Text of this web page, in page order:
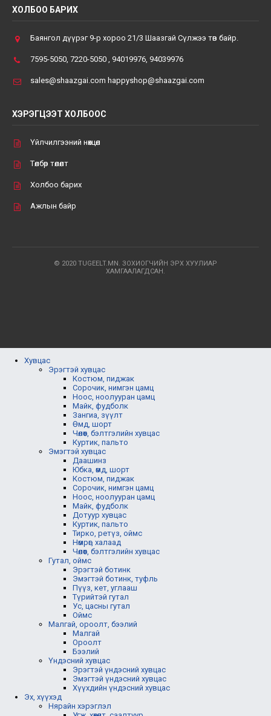
ХОЛБОО БАРИХ
Баянгол дүүрэг 9-р хороо 21/3 Шаазгай Сүлжээ төв байр.
7595-5050, 7220-5050 , 94019976, 94039976
sales@shaazgai.com happyshop@shaazgai.com
ХЭРЭГЦЭЭТ ХОЛБООС
Үйлчилгээний нөхцөл
Төлбөр төлөлт
Холбоо барих
Ажлын байр
© 2020 TUGEELT.MN. ЗОХИОГЧИЙН ЭРХ ХУУЛИАР
ХАМГААЛАГДСАН.
Хувцас
Эрэгтэй хувцас
Костюм, пиджак
Сорочик, нимгэн цамц
Ноос, ноолууран цамц
Майк, фудболк
Зангиа, зүүлт
Өмд, шорт
Чөлөөт, бэлтгэлийн хувцас
Куртик, пальто
Эмэгтэй хувцас
Даашинз
Юбка, өмд, шорт
Костюм, пиджак
Сорочик, нимгэн цамц
Ноос, ноолууран цамц
Майк, фудболк
Дотуур хувцас
Куртик, пальто
Тирко, ретүз, оймс
Нөмрөг, халаад
Чөлөөт, бэлтгэлийн хувцас
Гутал, оймс
Эрэгтэй ботинк
Эмэгтэй ботинк, туфль
Пүүз, кет, углааш
Түрийтэй гутал
Ус, цасны гутал
Оймс
Малгай, ороолт, бээлий
Малгай
Ороолт
Бээлий
Үндэсний хувцас
Эрэгтэй үндэсний хувцас
Эмэгтэй үндэсний хувцас
Хүүхдийн үндэсний хувцас
Эх, хүүхэд
Нярайн хэрэглэл